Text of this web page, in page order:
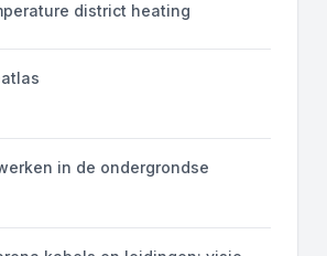
district heating
in de ondergrondse